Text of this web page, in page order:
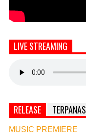
LIVE STREAMING
RELEASE TERPANAS
MUSIC PREMIERE